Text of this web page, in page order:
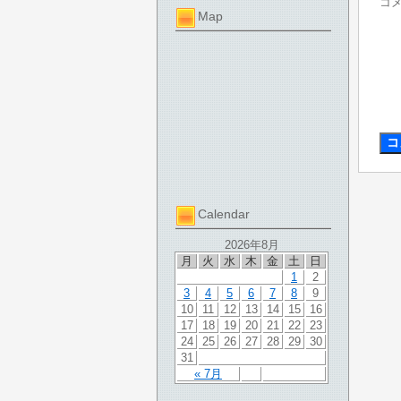
Map
Calendar
2026年8月
月
火 水 木 金 土 日
« 7月
1
2
3
4 5 6 7 8
9
10
11 12 13 14 15
16
17
18 19 20 21 22
23
24
25 26 27 28 29
30
31